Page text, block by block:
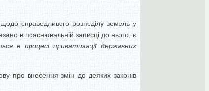
справедливого розподілу земель у
в пояснювальній записці до нього, є
в процесі приватизації державних
про внесення змін до деяких законів